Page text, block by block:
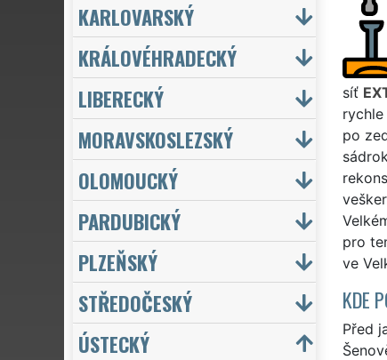
síť
po
pro
ve
KDE
Před
KARLOVARSKÝ
KRÁLOVÉHRADECKÝ
LIBERECKÝ
MORAVSKOSLEZSKÝ
OLOMOUCKÝ
PARDUBICKÝ
PLZEŇSKÝ
STŘEDOČESKÝ
ÚSTECKÝ